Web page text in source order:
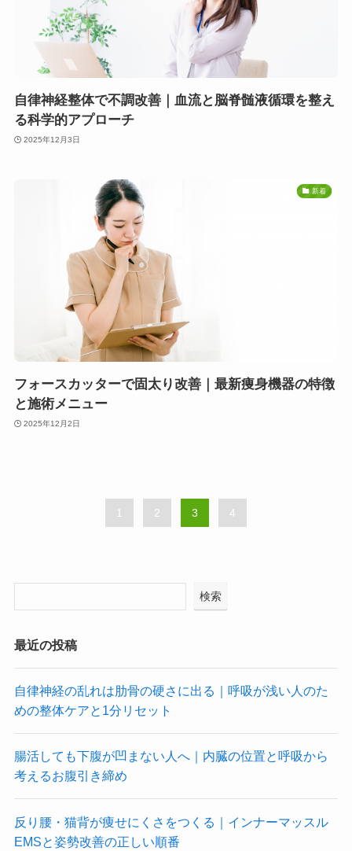
自律神経整体で不調改善｜血流と脳脊髄液循環を整え
る科学的アプローチ
2025年12月3日
新着
フォースカッターで固太り改善｜最新痩身機器の特徴
と施術メニュー
2025年12月2日
1 2 3 4
検索
最近の投稿
自律神経の乱れは肋骨の硬さに出る｜呼吸が浅い人のた
めの整体ケアと1分リセット
腸活しても下腹が凹まない人へ｜内臓の位置と呼吸から
考えるお腹引き締め
反り腰・猫背が痩せにくさをつくる｜インナーマッスル
EMSと姿勢改善の正しい順番